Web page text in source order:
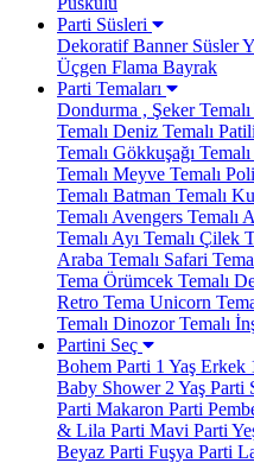
Parti Süsleri
Dekoratif Banner Süsler
Üçgen Flama Bayrak
Parti Temaları
Dondurma , Şeker Temalı
Temalı Deniz Temalı
Temalı Gökkuşağı Temalı
Temalı Meyve Temalı
Temalı Batman Temalı
Temalı Avengers Temalı
Temalı Ayı Temalı Çilek
Araba Temalı Safari
Tema Örümcek Temalı
Retro Tema Unicorn
Temalı Dinozor Temalı
Partini Seç
Bohem Parti 1 Yaş Erkek
Baby Shower2 Yaş Parti
Parti Makaron Parti
& Lila Parti Mavi Parti
Beyaz Parti Fuşya Parti